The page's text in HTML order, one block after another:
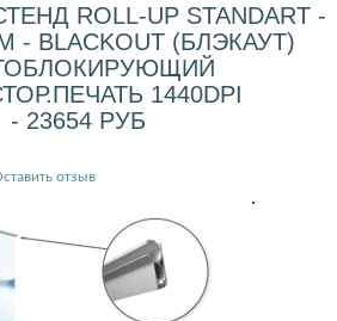
ROLL-UP STANDART -
- BLACKOUT (БЛЭКАУТ)
1440DPI
- 23654 РУБ
отзыв